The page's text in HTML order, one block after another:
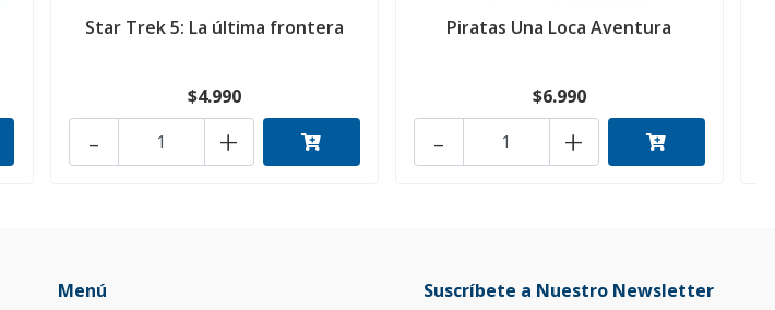
Star Trek 5: La última frontera
$4.990
+
-
Piratas Una Loca Aventura
$6.990
+
-
Menú Suscríbete a Nuestro Newsletter